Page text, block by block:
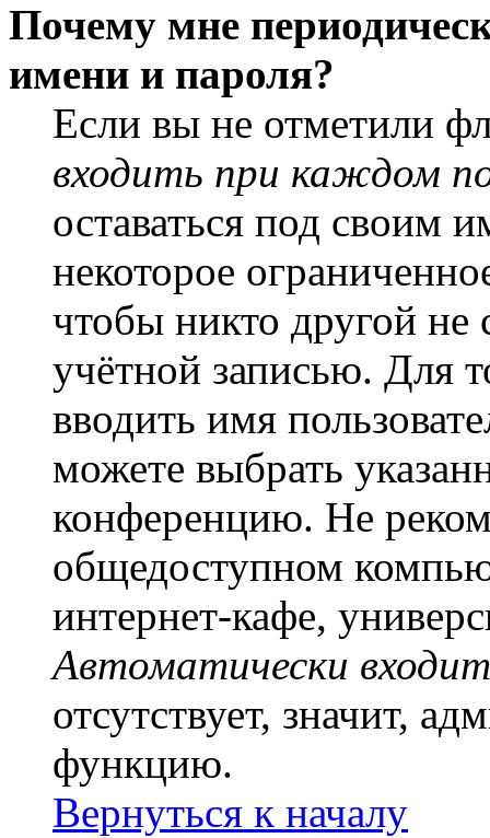
Почему мне
имени и пароля?
Если вы не отметили
входить при каждом
оставаться под своим
некоторое
чтобы никто другой не
учётной записью. Для
вводить имя
можете выбрать
конференцию. Не
общедоступном
интернет-кафе,
Автоматически
отсутствует, значит,
функцию.
Вернуться к началу